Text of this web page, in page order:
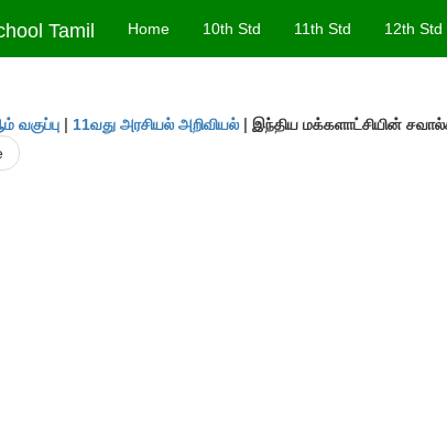
Tamil Home 10th Std 11th Std 12th Std
வகுப்பு | 11வது அரசியல் அறிவியல் | இந்திய மக்களாட்சியின்